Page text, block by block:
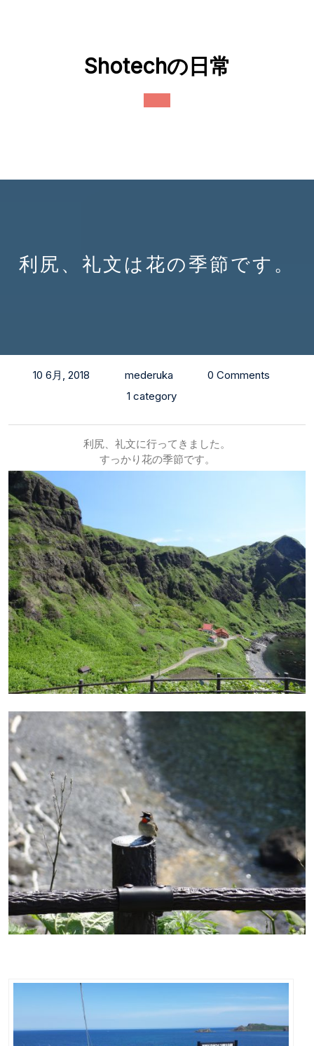
Shotechの日常
利尻、礼文は花の季節です。
10 6月, 2018 mederuka
0 Comments
1 category
利尻、礼文に行ってきました。
すっかり花の季節です。